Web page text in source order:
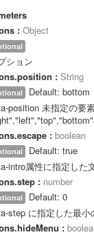
: Object
ション
: String
Default: bottom
position 未指定の要
: boolean
Default: true
intro属性に指定した
: number
Default: 0
step に指定した最
: